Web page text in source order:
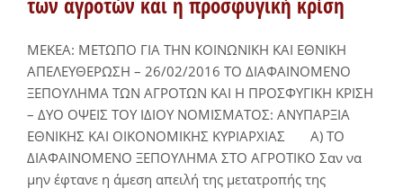
ΜΕΚΕΑ: ΜΕΤΩΠΟ ΓΙΑ ΤΗΝ ΚΟΙΝΩΝΙΚΗ ΚΑΙ ΕΘΝΙΚΗ
ΑΠΕΛΕΥΘΕΡΩΣΗ – 26/02/2016 ΤΟ ΔΙΑΦΑΙΝΟΜΕΝΟ
ΞΕΠΟΥΛΗΜΑ ΤΩΝ ΑΓΡΟΤΩΝ ΚΑΙ Η ΠΡΟΣΦΥΓΙΚΗ ΚΡΙΣΗ
– ΔΥΟ ΟΨΕΙΣ ΤΟΥ ΙΔΙΟΥ ΝΟΜΙΣΜΑΤΟΣ: ΑΝΥΠΑΡΞΙΑ
ΕΘΝΙΚΗΣ ΚΑΙ ΟΙΚΟΝΟΜΙΚΗΣ ΚΥΡΙΑΡΧΙΑΣ Α) ΤΟ
ΔΙΑΦΑΙΝΟΜΕΝΟ ΞΕΠΟΥΛΗΜΑ ΣΤΟ ΑΓΡΟΤΙΚΟ Σαν να
μην έφτανε η άμεση απειλή της μετατροπής της